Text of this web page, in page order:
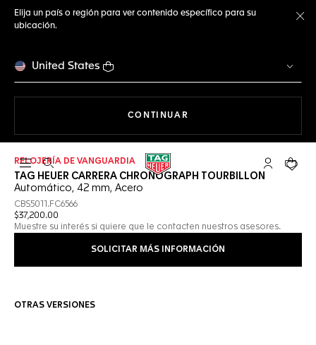
Elija un país o región para ver contenido específico para su
ubicación.
United States
CONTINUAR
Abrir el menú de búsqueda Cuenta Mi
Su
RELOJERÍA DE VANGUARDIA
TAG HEUER CARRERA CHRONOGRAPH TOURBILLON
Automático, 42 mm, Acero
CBS5011.FC6566
$37,200.00
Muestre su interés si quiere que le contacten nuestros asesores.
SOLICITAR MÁS INFORMACIÓN
OTRAS VERSIONES